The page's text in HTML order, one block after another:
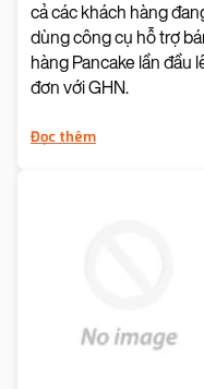
cả các khách hàng
dùng công cụ hỗ trợ
hàng Pancake lần đầu
đơn với GHN.
Đọc thêm